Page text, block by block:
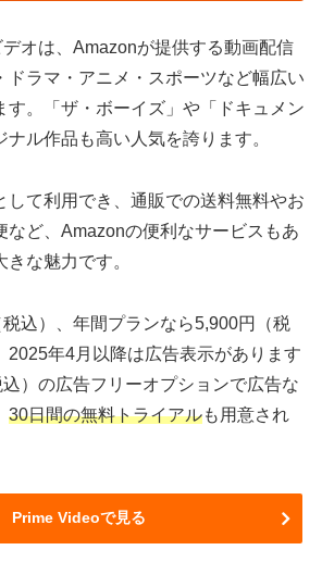
オは、Amazonが提供する動画配信
ドラマ・アニメ・スポーツなど幅広い
す。「ザ・ボーイズ」や「ドキュメン
ナル作品も高い人気を誇ります。
して利用でき、通販での送料無料やお
など、Amazonの便利なサービスもあ
な魅力です。
込）、年間プランなら5,900円（税
2025年4月以降は広告表示があります
）の広告フリーオプションで広告な
30日間の無料トライアルも用意され
Prime Videoで見る